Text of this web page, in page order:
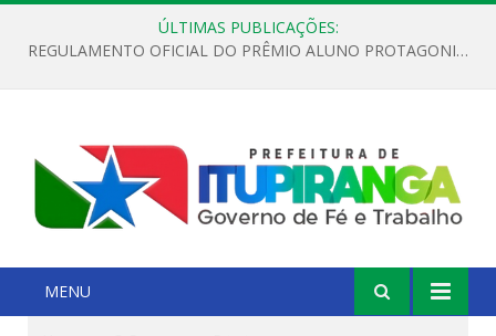
ÚLTIMAS PUBLICAÇÕES:
REGULAMENTO OFICIAL DO PRÊMIO ALUNO PROTAGONISTA – EDIÇÃO 2026
MENU